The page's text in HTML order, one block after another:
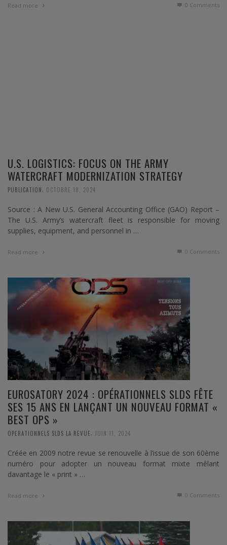
Read more 0 Comments
U.S. LOGISTICS: FOCUS ON THE ARMY
WATERCRAFT MODERNIZATION STRATEGY
PUBLICATION OCTOBRE 18, 2024
Source : A New U.S. General Accounting Office (GAO) Report –
The U.S. Army’s watercraft fleet is responsible for moving
supplies, equipment, and personnel in …
Read more 0 Comments
EUROSATORY 2024 : OPÉRATIONNELS SLDS FÊTE
SES 15 ANS EN LANÇANT UN NOUVEAU FORMAT «
BEST OPS »
OPERATIONNELS SLDS LA REVUE JUIN 11, 2024
Créée en 2009 notre revue se renouvelle à l’issue de son 60ème
numéro pour adopter un nouveau format mixte mêlant
davantage le « print » …
Read more 0 Comments